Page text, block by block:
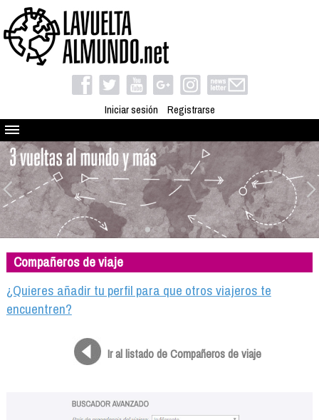
Iniciar sesión Registrarse
Quienes somos
El proyecto
Blog
Viaja con nosotros
Camino solidario
Libros
Compañeros de viaje
Compañeros de viaje
¿Quieres añadir tu perfil para que otros viajeros te
encuentren?
Ir al listado de Compañeros de viaje